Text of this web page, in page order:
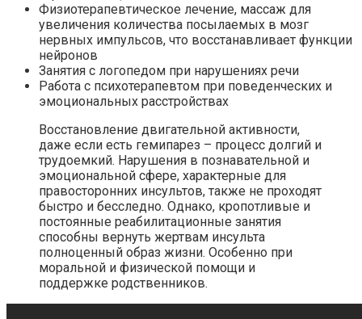
Физиотерапевтическое лечение, массаж для
увеличения количества посылаемых в мозг
нервных импульсов, что восстанавливает функции
нейронов
Занятия с логопедом при нарушениях речи
Работа с психотерапевтом при поведенческих и
эмоциональных расстройствах
Восстановление двигательной активности,
даже если есть гемипарез – процесс долгий и
трудоемкий. Нарушения в познавательной и
эмоциональной сфере, характерные для
правосторонних инсультов, также не проходят
быстро и бесследно. Однако, кропотливые и
постоянные реабилитационные занятия
способны вернуть жертвам инсульта
полноценный образ жизни. Особенно при
моральной и физической помощи и
поддержке родственников.